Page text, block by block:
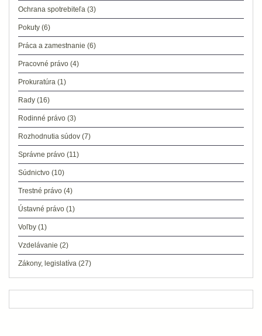
Ochrana spotrebiteľa (3)
Pokuty (6)
Práca a zamestnanie (6)
Pracovné právo (4)
Prokuratúra (1)
Rady (16)
Rodinné právo (3)
Rozhodnutia súdov (7)
Správne právo (11)
Súdnictvo (10)
Trestné právo (4)
Ústavné právo (1)
Voľby (1)
Vzdelávanie (2)
Zákony, legislatíva (27)